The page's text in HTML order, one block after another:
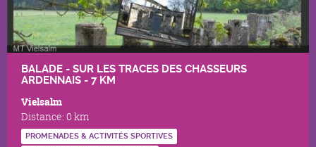
BALADE - SUR LES TRACES DES CHASSEURS
ARDENNAIS - 7 KM
Vielsalm
Distance: 0 km
PROMENADES & ACTIVITÉS SPORTIVES